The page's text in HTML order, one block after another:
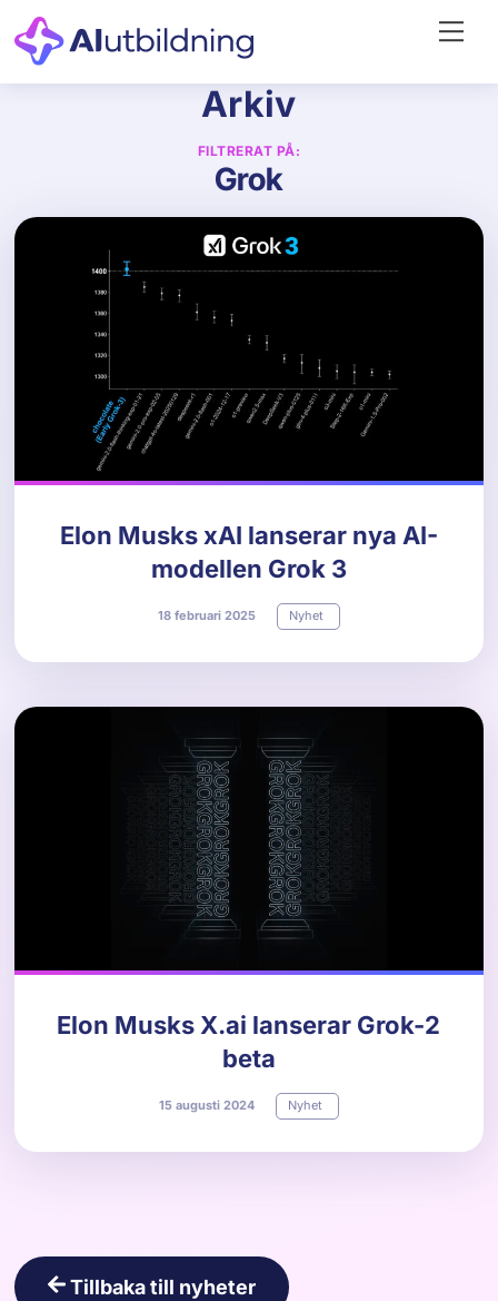
Skip
to
content
Arkiv
FILTRERAT PÅ:
Grok
Elon Musks xAI lanserar nya AI-
modellen Grok 3
18 februari 2025 Nyhet
Elon Musks X.ai lanserar Grok-2
beta
15 augusti 2024 Nyhet
Tillbaka till nyheter